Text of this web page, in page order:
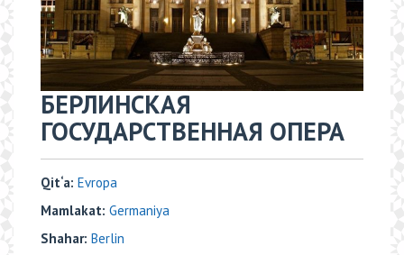
БЕРЛИНСКАЯ
ГОСУДАРСТВЕННАЯ ОПЕРА
Qit‘a: Evropa
Mamlakat: Germaniya
Shahar: Berlin